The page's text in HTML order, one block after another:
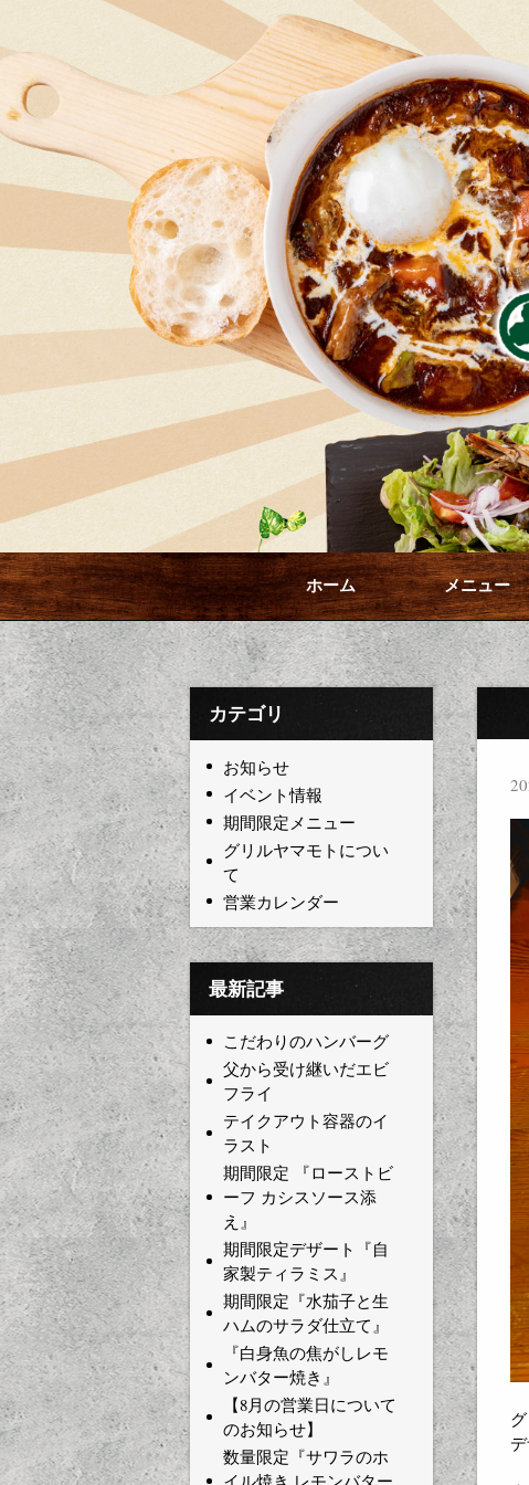
ホーム メニュー
カテゴリ
お知らせ
イベント情報
期間限定メニュー
グリルヤマモトについ
て
営業カレンダー
最新記事
こだわりのハンバーグ
父から受け継いだエビ
フライ
テイクアウト容器のイ
ラスト
期間限定 『ローストビ
ーフ カシスソース添
え』
期間限定デザート『自
家製ティラミス』
期間限定『水茄子と生
ハムのサラダ仕立て』
『白身魚の焦がしレモ
ンバター焼き』
【8月の営業日について
のお知らせ】
数量限定『サワラのホ